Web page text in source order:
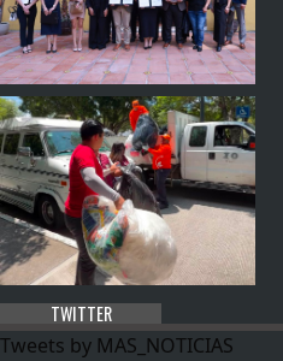
TWITTER
Tweets by MAS_NOTICIAS